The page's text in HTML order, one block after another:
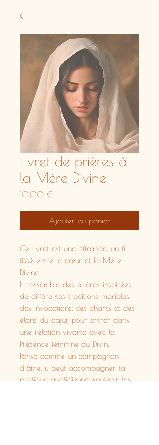
Livret de prières à
la Mère Divine
10,00 €Prix
Ajouter au panier
Ce livret est une offrande, un fil
tissé entre le cœur et la Mère
Divine.
Il rassemble des prières inspirées
de différentes traditions mariales,
des invocations, des chants et des
élans du cœur pour entrer dans
une relation vivante avec la
Présence féminine du Divin.
Pensé comme un compagnon
d’âme, il peut accompagner ta
pratique quotidienne, soutenir tes